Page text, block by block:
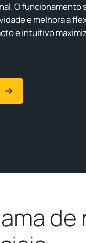
O funcionamento
e melhora a
e intuitivo